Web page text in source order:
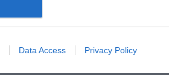
Data Access Privacy Policy